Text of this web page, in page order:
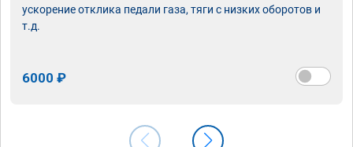
ускорение отклика педали газа, тяги с низких оборотов и
т.д.
6000 ₽